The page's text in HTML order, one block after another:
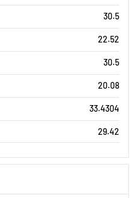
30.5
22.52
30.5
20.08
33.4304
29.42